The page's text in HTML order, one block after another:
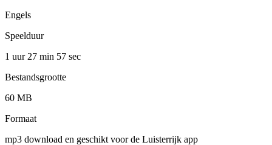
Engels
Speelduur
1 uur 27 min 57 sec
Bestandsgrootte
60 MB
Formaat
mp3 download en geschikt voor de Luisterrijk app